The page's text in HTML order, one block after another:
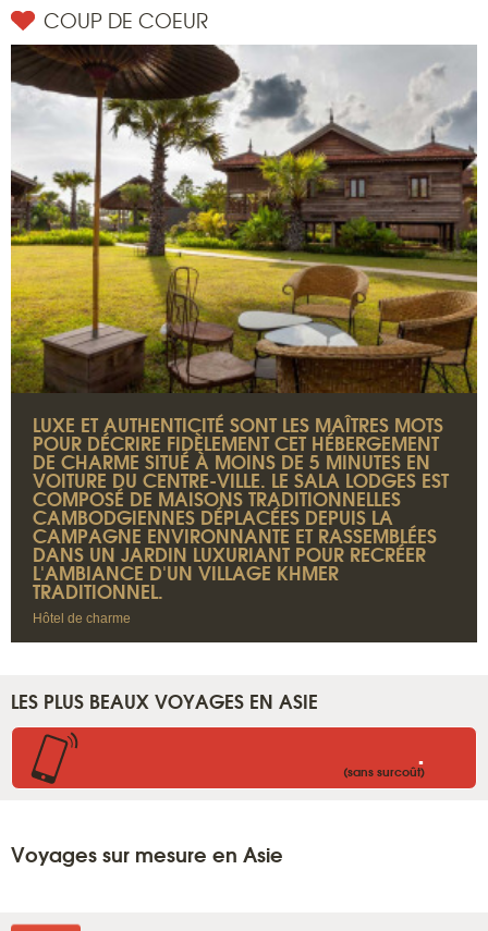
COUP DE COEUR
LUXE ET AUTHENTICITÉ SONT LES MAÎTRES MOTS
POUR DÉCRIRE FIDÈLEMENT CET HÉBERGEMENT
DE CHARME SITUÉ À MOINS DE 5 MINUTES EN
VOITURE DU CENTRE-VILLE. LE SALA LODGES EST
COMPOSÉ DE MAISONS TRADITIONNELLES
CAMBODGIENNES DÉPLACÉES DEPUIS LA
CAMPAGNE ENVIRONNANTE ET RASSEMBLÉES
DANS UN JARDIN LUXURIANT POUR RECRÉER
L'AMBIANCE D'UN VILLAGE KHMER
TRADITIONNEL.
Hôtel de charme
LES PLUS BEAUX VOYAGES EN ASIE
.
(sans surcoût)
Voyages sur mesure en Asie